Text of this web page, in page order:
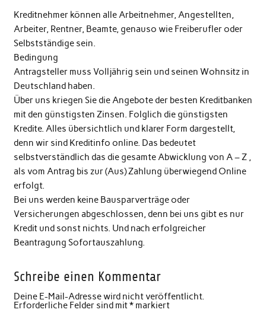
Kreditnehmer können alle Arbeitnehmer, Angestellten,
Arbeiter, Rentner, Beamte, genauso wie Freiberufler oder
Selbstständige sein.
Bedingung
Antragsteller muss Volljährig sein und seinen Wohnsitz in
Deutschland haben.
Über uns kriegen Sie die Angebote der besten Kreditbanken
mit den günstigsten Zinsen. Folglich die günstigsten
Kredite. Alles übersichtlich und klarer Form dargestellt,
denn wir sind Kreditinfo online. Das bedeutet
selbstverständlich das die gesamte Abwicklung von A – Z ,
als vom Antrag bis zur (Aus) Zahlung überwiegend Online
erfolgt.
Bei uns werden keine Bausparverträge oder
Versicherungen abgeschlossen, denn bei uns gibt es nur
Kredit und sonst nichts. Und nach erfolgreicher
Beantragung Sofortauszahlung.
Schreibe einen Kommentar
Deine E-Mail-Adresse wird nicht veröffentlicht.
Erforderliche Felder sind mit*markiert